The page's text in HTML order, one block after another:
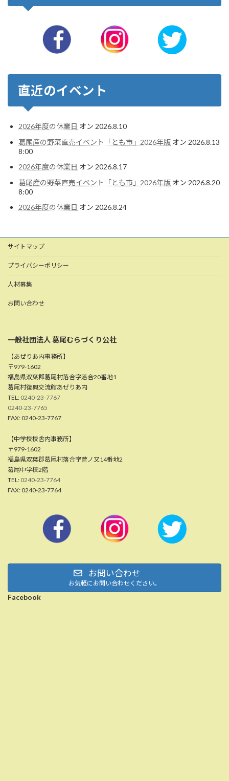
直近のイベント
2026年度の休業日 オン 2026.8.10
葛尾産の野菜直売イベント「とも市」2026年版 オン 2026.8.13
8:00
2026年度の休業日 オン 2026.8.17
葛尾産の野菜直売イベント「とも市」2026年版 オン 2026.8.20
8:00
2026年度の休業日 オン 2026.8.24
サイトマップ
プライバシーポリシー
人材募集
お問い合わせ
一般社団法人 葛尾むらづくり公社
【あぜりあ内事務所】
〒979-1602
福島県双葉郡葛尾村落合字落合20番地1
葛尾村復興交流館あぜりあ内
TEL: 0240-23-7767
0240-23-7765
FAX: 0240-23-7767
【中学校校舎内事務所】
〒979-1602
福島県双葉郡葛尾村落合字菅ノ又14番地2
葛尾中学校2階
TEL: 0240-23-7764
FAX: 0240-23-7764
お問い合わせ
お気軽にお問い合わせください。
Facebook